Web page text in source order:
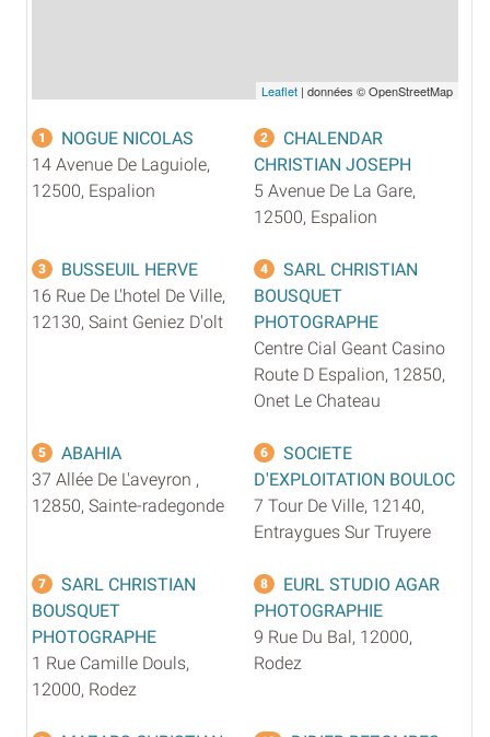
Leaflet | données © OpenStreetMap
1
NOGUE NICOLAS
14 Avenue De Laguiole,
12500, Espalion
2
CHALENDAR
CHRISTIAN JOSEPH
5 Avenue De La Gare,
12500, Espalion
3
BUSSEUIL HERVE
16 Rue De L'hotel De Ville,
12130, Saint Geniez D'olt
4
SARL CHRISTIAN
BOUSQUET
PHOTOGRAPHE
Centre Cial Geant Casino
Route D Espalion, 12850,
Onet Le Chateau
5
ABAHIA
37 Allée De L'aveyron ,
12850, Sainte-radegonde
6
SOCIETE
D'EXPLOITATION BOULOC
7 Tour De Ville, 12140,
Entraygues Sur Truyere
7
SARL CHRISTIAN
BOUSQUET
PHOTOGRAPHE
1 Rue Camille Douls,
12000, Rodez
8
EURL STUDIO AGAR
PHOTOGRAPHIE
9 Rue Du Bal, 12000,
Rodez